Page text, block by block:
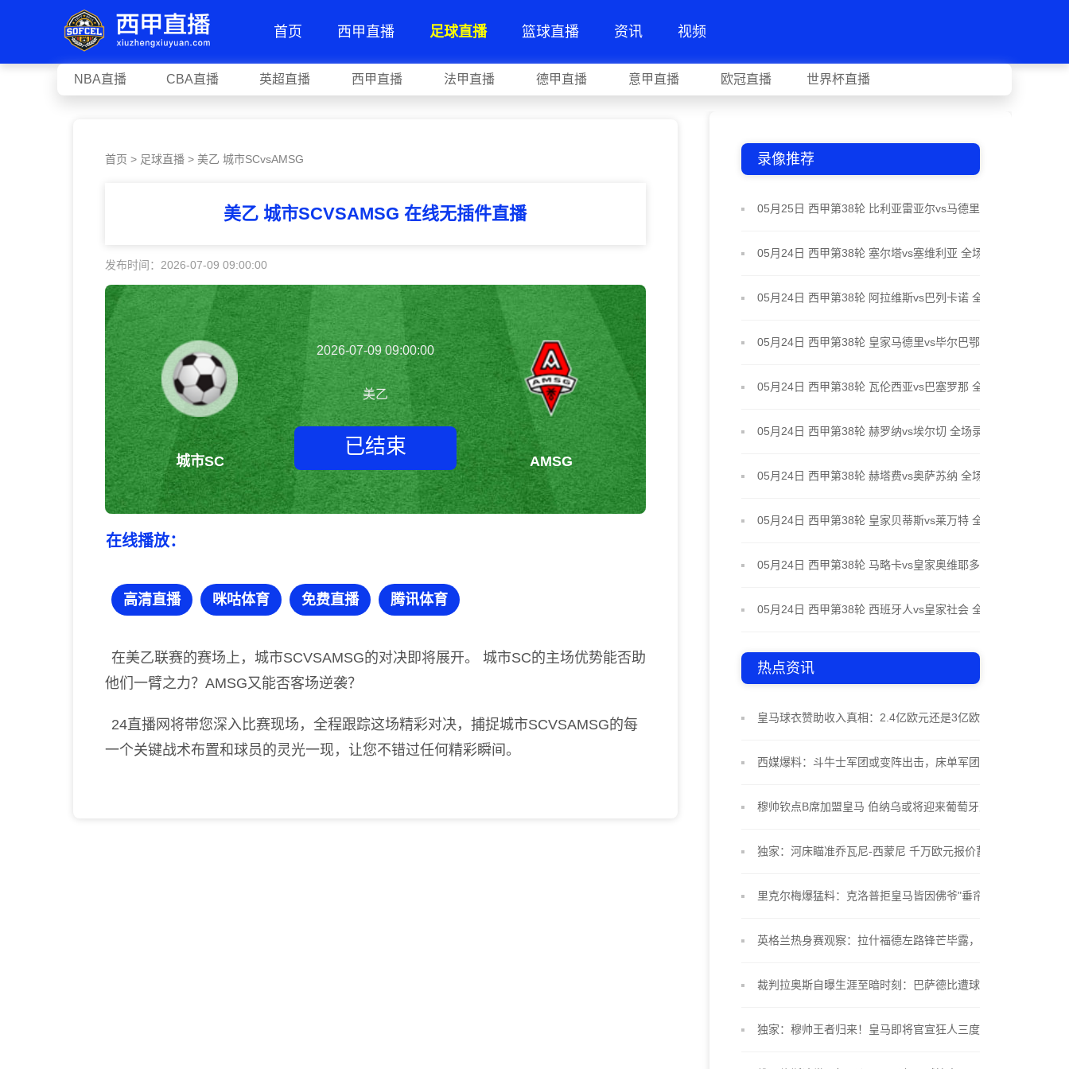
首页 西甲直播 足球直播 篮球直播 资讯 视频
NBA直播 CBA直播 英超直播 西甲直播 法甲直播 德甲直播 意甲直播 欧冠直播 世界杯直播
首页 > 足球直播 > 美乙 城市SCvsAMSG
美乙 城市SCVSAMSG 在线无插件直播
发布时间：2026-07-09 09:00:00
城市SC
2026-07-09 09:00:00
美乙
已结束
AMSG
在线播放：
高清直播 咪咕体育 免费直播 腾讯体育
在美乙联赛的赛场上，城市SCVSAMSG的对决即将展开。 城市SC的主场优势能否助
他们一臂之力？AMSG又能否客场逆袭？
24直播网将带您深入比赛现场，全程跟踪这场精彩对决，捕捉城市SCVSAMSG的每
一个关键战术布置和球员的灵光一现，让您不错过任何精彩瞬间。
录像推荐
05月25日 西甲第38轮 比利亚雷亚尔vs马德里竞技 全
05月24日 西甲第38轮 塞尔塔vs塞维利亚 全场录像
05月24日 西甲第38轮 阿拉维斯vs巴列卡诺 全场录像
05月24日 西甲第38轮 皇家马德里vs毕尔巴鄂竞技 全
05月24日 西甲第38轮 瓦伦西亚vs巴塞罗那 全场录像
05月24日 西甲第38轮 赫罗纳vs埃尔切 全场录像
05月24日 西甲第38轮 赫塔费vs奥萨苏纳 全场录像
05月24日 西甲第38轮 皇家贝蒂斯vs莱万特 全场录像
05月24日 西甲第38轮 马略卡vs皇家奥维耶多 全场录
05月24日 西甲第38轮 西班牙人vs皇家社会 全场录像
热点资讯
皇马球衣赞助收入真相：2.4亿欧元还是3亿欧元？
西媒爆料：斗牛士军团或变阵出击，床单军团锁定"小
穆帅钦点B席加盟皇马 伯纳乌或将迎来葡萄牙双星联
独家：河床瞄准乔瓦尼-西蒙尼 千万欧元报价蓄势待
里克尔梅爆猛料：克洛普拒皇马皆因佛爷"垂帘听政"
英格兰热身赛观察：拉什福德左路锋芒毕露，贝林厄
裁判拉奥斯自曝生涯至暗时刻：巴萨德比遭球员言语
独家：穆帅王者归来！皇马即将官宣狂人三度执掌银